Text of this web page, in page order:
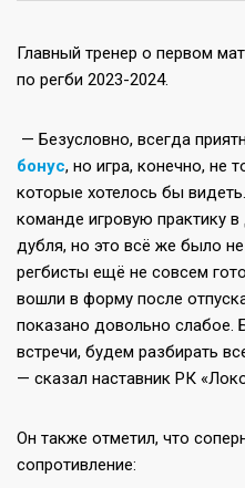
Главный тренер о первом
по регби 2023-2024.
— Безусловно, всегда
бонус, но игра, конечно, не
которые хотелось бы
команде игровую практику
дубля, но это всё же было
регбисты ещё не совсем
вошли в форму после
показано довольно слабое.
встречи, будем разбирать
— сказал наставник РК
Он также отметил, что
сопротивление: